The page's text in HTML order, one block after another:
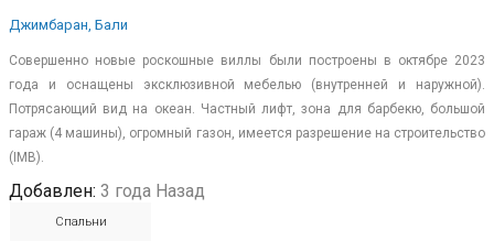
Джимбаран, Бали
Совершенно новые роскошные виллы были построены в октябре 2023
года и оснащены эксклюзивной мебелью (внутренней и наружной).
Потрясающий вид на океан. Частный лифт, зона для барбекю, большой
гараж (4 машины), огромный газон, имеется разрешение на строительство
(IMB).
Добавлен: 3 года Назад
Спальни